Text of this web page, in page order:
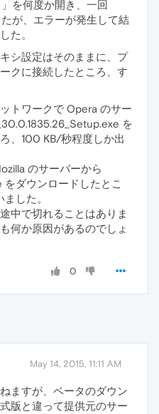
を何度か開き、一回
が、エラーが発生して結
た。
シ設定はそのままに、プ
クに接続したところ、す
トワークで Opera のサー
を
、100 KB/秒程度しか出
のサーバーから
ダウンロードしたとこ
した。
中で切れることはありま
何か原因があるのでしょ
0
May 14, 2015, 11:11 AM
ますが、ベータのダウン
版と違って提供元のサー